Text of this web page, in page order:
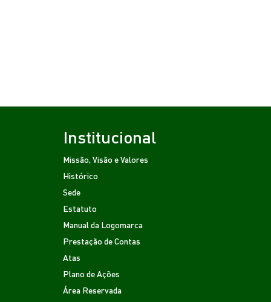
Institucional
Missão, Visão e Valores
Histórico
Sede
Estatuto
Manual da Logomarca
Prestação de Contas
Atas
Plano de Ações
Área Reservada